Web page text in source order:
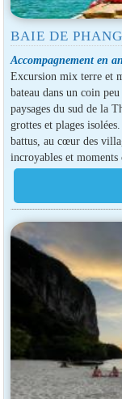
BAIE DE
Accompagnement en
Excursion mix terre et
bateau dans un coin
paysages du sud de la
grottes et plages
battus, au cœur des
incroyables et moments